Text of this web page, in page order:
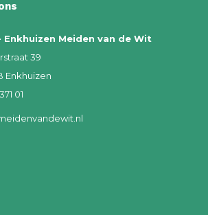
Enkhuizen Meiden van de Wit
39
Enkhuizen
01